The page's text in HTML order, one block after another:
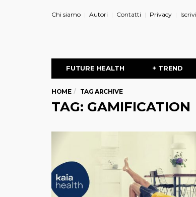
Chi siamo Autori Contatti Privacy
FUTURE HEALTH + TREND
HOME TAG ARCHIVE
TAG: GAMIFICATION